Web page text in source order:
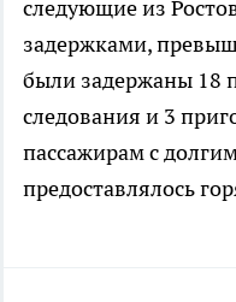
следующие из
задержками,
были задержаны 18
следования и 3
пассажирам с
предоставлялось